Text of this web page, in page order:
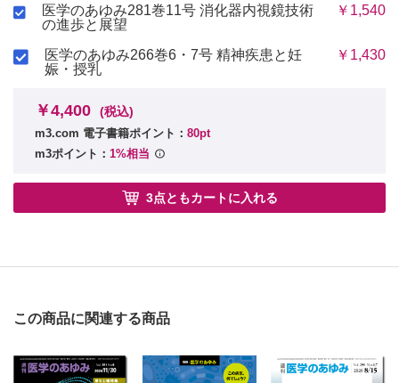
医学のあゆみ281巻11号 消化器内視鏡技術
の進歩と展望
￥1,540
医学のあゆみ266巻6・7号 精神疾患と妊
娠・授乳
￥1,430
￥4,400 (税込)
m3.com 電子書籍ポイント： 80pt
m3ポイント： 1%相当
3点ともカートに入れる
この商品に関連する商品